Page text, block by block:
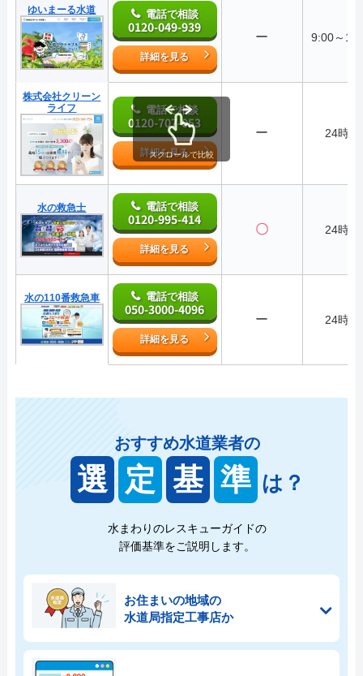
ゆいまーる水道 電話で相談
0120-049-939
詳細を見る
ー 9:00～
株式会社クリーン
ライフ
電話で相談
0120-707-053
詳細を見る
ー 24時間
水の救急士 電話で相談
0120-995-414
詳細を見る
〇 24時間
水の110番救急車 電話で相談
050-3000-4096
詳細を見る
ー 24時間
スクロールで比較
おすすめ水道業者の
選 定 基 準 は？
水まわりのレスキューガイドの
評価基準をご説明します。
お住まいの地域の
水道局指定工事店か